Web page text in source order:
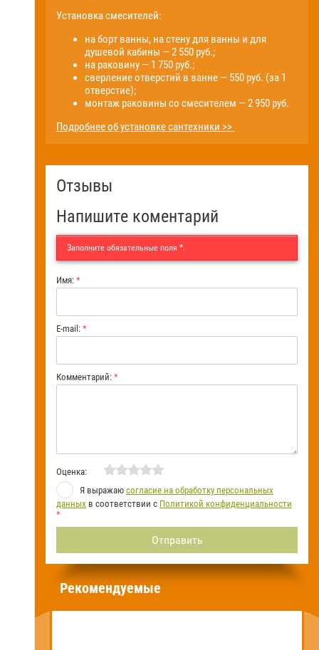
Установка смесителей:
на борт ванны, на стену для ванны и для
душевой кабины — 2 550 руб.;
на раковину — 1 750 руб.;
сверление отверстий в ванне — 550 руб. (за 1
отверстие);
монтаж раковины со смесителем — 2 950 руб.
Подробнее об установке сантехники >>
Отзывы
Напишите коментарий
Заполните обязательные поля *.
Имя: *
E-mail: *
Комментарий: *
Оценка:
Я выражаю согласие на обработку персональных
данных в соответствии с Политикой конфиденциальности
*
Рекомендуемые